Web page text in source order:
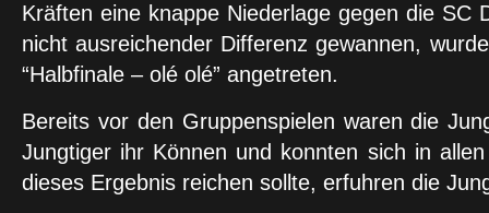
Kräften eine knappe Niederlage gegen die SC
nicht ausreichender Differenz gewannen,
“Halbfinale – olé olé” angetreten.
Bereits vor den Gruppenspielen waren die
Jungtiger ihr Können und konnten sich in
dieses Ergebnis reichen sollte, erfuhren die